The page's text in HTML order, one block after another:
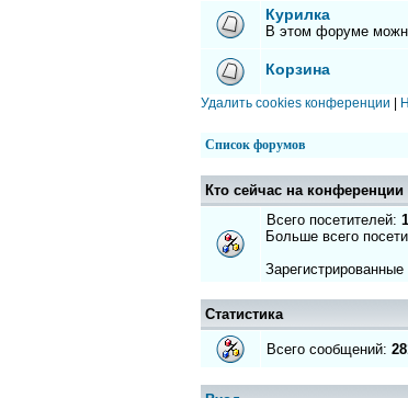
Курилка
В этом форуме
Корзина
Удалить cookies конференции
Список форумов
Кто сейчас на конференции
Всего посетителей: 1
Больше всего
Статистика
Всего сообщений: